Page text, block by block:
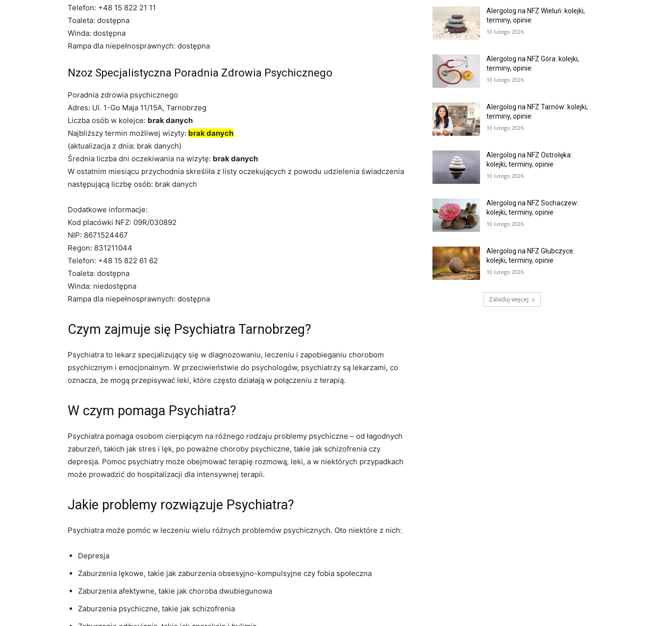
Telefon: +48 15 822 21 11
Toaleta: dostępna
Winda: dostępna
Rampa dla niepełnosprawnych: dostępna
Nzoz Specjalistyczna Poradnia Zdrowia Psychicznego
Poradnia zdrowia psychicznego
Adres: Ul. 1-Go Maja 11/15A, Tarnobrzeg
Liczba osób w kolejce: brak danych
Najbliższy termin możliwej wizyty: brak danych
(aktualizacja z dnia: brak danych)
Średnia liczba dni oczekiwania na wizytę: brak danych
W ostatnim miesiącu przychodnia skreśliła z listy oczekujących z powodu udzielenia świadczenia
następującą liczbę osób: brak danych
Dodatkowe informacje:
Kod placówki NFZ: 09R/030892
NIP: 8671524467
Regon: 831211044
Telefon: +48 15 822 61 62
Toaleta: dostępna
Winda: niedostępna
Rampa dla niepełnosprawnych: dostępna
Czym zajmuje się Psychiatra Tarnobrzeg?
Psychiatra to lekarz specjalizujący się w diagnozowaniu, leczeniu i zapobieganiu chorobom
psychicznym i emocjonalnym. W przeciwieństwie do psychologów, psychiatrzy są lekarzami, co
oznacza, że ​​mogą przepisywać leki, które często działają w połączeniu z terapią.
W czym pomaga Psychiatra?
Psychiatra pomaga osobom cierpiącym na różnego rodzaju problemy psychiczne – od łagodnych
zaburzeń, takich jak stres i lęk, po poważne choroby psychiczne, takie jak schizofrenia czy
depresja. Pomoc psychiatry może obejmować terapię rozmową, leki, a w niektórych przypadkach
może prowadzić do hospitalizacji dla intensywnej terapii.
Jakie problemy rozwiązuje Psychiatra?
Psychiatra może pomóc w leczeniu wielu różnych problemów psychicznych. Oto niektóre z nich:
Depresja
Zaburzenia lękowe, takie jak zaburzenia obsesyjno-kompulsyjne czy fobia społeczna
Zaburzenia afektywne, takie jak choroba dwubiegunowa
Zaburzenia psychiczne, takie jak schizofrenia
Alergolog na NFZ Wieluń: kolejki,
terminy, opinie
10 lutego 2026
Alergolog na NFZ Góra: kolejki,
terminy, opinie
10 lutego 2026
Alergolog na NFZ Tarnów: kolejki,
terminy, opinie
10 lutego 2026
Alergolog na NFZ Ostrołęka:
kolejki, terminy, opinie
10 lutego 2026
Alergolog na NFZ Sochaczew:
kolejki, terminy, opinie
10 lutego 2026
Alergolog na NFZ Głubczyce:
kolejki, terminy, opinie
10 lutego 2026
Załaduj więcej